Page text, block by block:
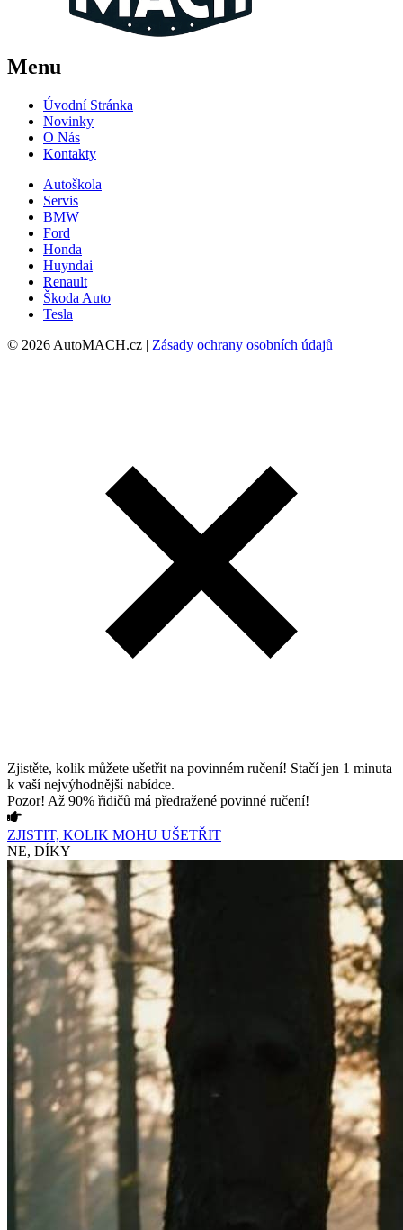
Menu
Úvodní Stránka
Novinky
O Nás
Kontakty
Autoškola
Servis
BMW
Ford
Honda
Huyndai
Renault
Škoda Auto
Tesla
© 2026 AutoMACH.cz | Zásady ochrany osobních údajů
Zjistěte, kolik můžete ušetřit na povinném ručení! Stačí jen 1 minuta
k vaší nejvýhodnější nabídce.
Pozor! Až 90% řidičů má předražené povinné ručení!
ZJISTIT, KOLIK MOHU UŠETŘIT
NE, DÍKY